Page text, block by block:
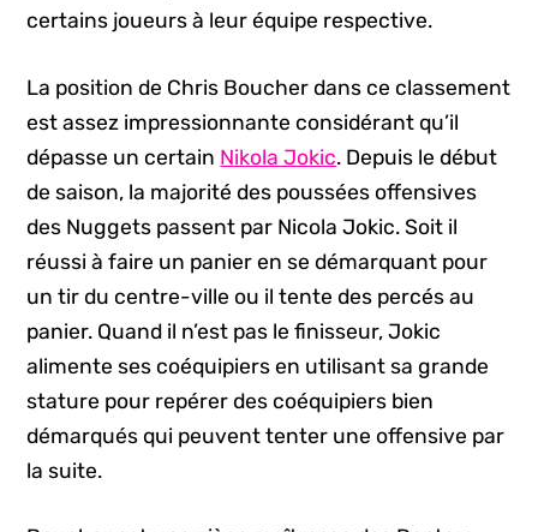
certains joueurs à leur équipe respective.
La position de Chris Boucher dans ce classement
est assez impressionnante considérant qu’il
dépasse un certain Nikola Jokic. Depuis le début
de saison, la majorité des poussées offensives
des Nuggets passent par Nicola Jokic. Soit il
réussi à faire un panier en se démarquant pour
un tir du centre-ville ou il tente des percés au
panier. Quand il n’est pas le finisseur, Jokic
alimente ses coéquipiers en utilisant sa grande
stature pour repérer des coéquipiers bien
démarqués qui peuvent tenter une offensive par
la suite.